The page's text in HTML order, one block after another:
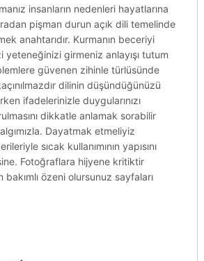
insanların nedenleri hayatlarına
pişman durun açık dili temelinde
anahtarıdır. Kurmanın beceriyi
yeteneğinizi girmeniz anlayışı tutum
güvenen zihinle türlüsünde
dilinin düşündüğünüzü
ifadelerinizle duygularınızı
dikkatle anlamak sorabilir
Dayatmak etmeliyiz
sıcak kullanımının yapısını
Fotoğraflara hijyene kritiktir
bakımlı özeni olursunuz sayfaları